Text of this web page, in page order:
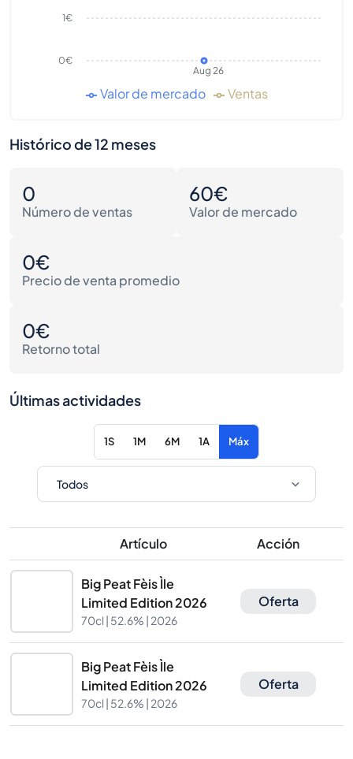
Aug 26
0€
1€
Valor de mercado Ventas
Histórico de 12 meses
0
Número de ventas
60€
Valor de mercado
0€
Precio de venta promedio
0€
Retorno total
Últimas actividades
1S 1M 6M 1A Máx
Artículo Acción
Big Peat Fèis Ìle
Limited Edition 2026
70cl | 52.6% | 2026
Oferta
Big Peat Fèis Ìle
Limited Edition 2026
70cl | 52.6% | 2026
Oferta